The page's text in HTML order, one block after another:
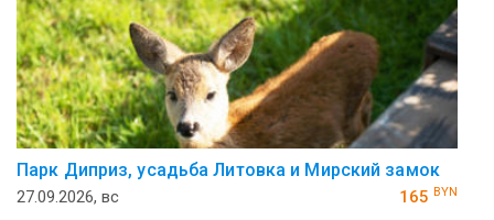
Парк Диприз, усадьба Литовка и Мирский замок
27.09.2026, вс 165 BYN